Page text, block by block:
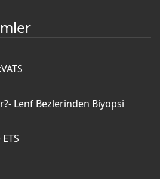
Lenf Bezlerinden Biyopsi